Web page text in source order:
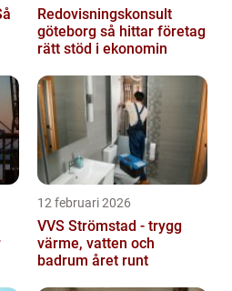
Redovisningskonsult
göteborg så hittar företag
rätt stöd i ekonomin
12 februari 2026
VVS Strömstad - trygg
värme, vatten och
badrum året runt